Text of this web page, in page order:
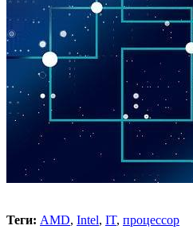
Теги: AMD, Intel, IT, процессор